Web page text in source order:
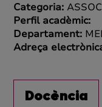
Categoria:
Perfil acadèmic:
Departament:
Adreça
Docència